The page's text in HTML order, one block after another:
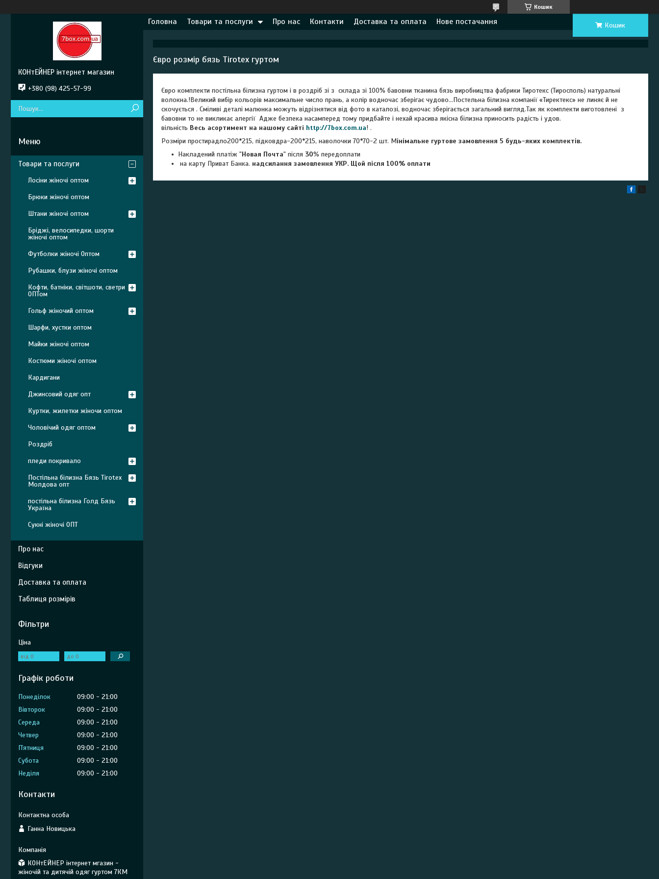
Кошик
Головна Товари та послуги Про нас Контакти Доставка та оплата Нове постачання Кошик
Євро розмір бязь Tirotex гуртом
Євро комплекти постільна білизна гуртом і в роздріб зі з склада зі 100% бавовни тканина бязь виробництва фабрики Тиротекс (Тиросполь) натуральні
волокна.!Великий вибір кольорів максимальне число прань, а колір водночас зберігає чудово...Постельна білизна компанії «Тиректекс» не линяє й не
скочується . Сміливі деталі малюнка можуть відрізнятися від фото в каталозі, водночас зберігається загальний вигляд.Так як комплекти виготовлені з
бавовни то не викликає алергії Адже безпека насамперед тому придбайте і нехай красива якісна білизна приносить радість і удов.
вільність Весь асортимент на нашому сайті http://7box.com.ua! .
Розміри простирадло200*215, підковдра-200*215, наволочки 70*70-2 шт. Мінімальне гуртове замовлення 5 будь-яких комплектів.
Накладений платіж "Новая Почта" після 30% передоплати
на карту Приват Банка. надсилання замовлення УКР. Щой після 100% оплати
КОНтЕЙНЕР інтернет магазин
+380 (98) 425-57-99
Товари та послуги
Лосіни жіночі оптом
Брюки жіночі оптом
Штани жіночі оптом
Бріджі, велосипедки, шорти
жіночі оптом
Футболки жіночі Оптом
Рубашки, блузи жіночі оптом
Кофти, батніки, світшоти, светри
ОПТом
Гольф жіночий оптом
Шарфи, хустки оптом
Майки жіночі оптом
Костюми жіночі оптом
Кардигани
Джинсовий одяг опт
Куртки, жилетки жіночи оптом
Чоловічий одяг оптом
Роздріб
пледи покривало
Постільна білизна Бязь Tirotex
Молдова опт
постільна білизна Голд Бязь
Україна
Сукні жіночі ОПТ
Про нас
Відгуки
Доставка та оплата
Таблиця розмірів
Фільтри
Ціна
Графік роботи
Понеділок 09:00
21:00
Вівторок
09:00
21:00
Середа
09:00
21:00
Четвер
09:00
21:00
Пʼятниця
09:00
21:00
Субота
09:00
21:00
Неділя
09:00 21:00
Контакти
Ганна Новицька
КОНтЕЙНЕР інтернет мгазин -
жіночій та дитячій одяг гуртом 7КМ